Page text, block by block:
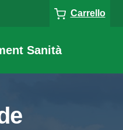
Carrello
Sanità